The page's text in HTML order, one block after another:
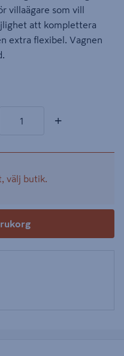
villaägare som vill
att komplettera
extra flexibel. Vagnen
+
välj butik.